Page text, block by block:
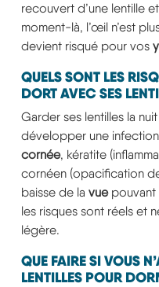
recouvert d’une lentille
moment-là, l’œil n’est
devient risqué pour vos
QUELS SONT LES
DORT AVEC SES
Garder ses lentilles la
développer une
cornée, kératite
cornéen (opacification
baisse de la vuepouvant
les risques sont réels et
légère.
QUE FAIRE SI VOUS
LENTILLES POUR